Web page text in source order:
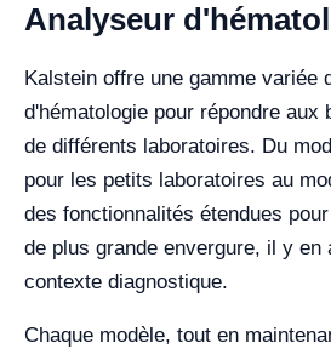
Analyseur
Kalstein offre une gamme variée
d'hématologie pour répondre aux
de différents laboratoires. Du
pour les petits laboratoires au
des fonctionnalités étendues
de plus grande envergure, il y en
contexte diagnostique.
Chaque modèle, tout en